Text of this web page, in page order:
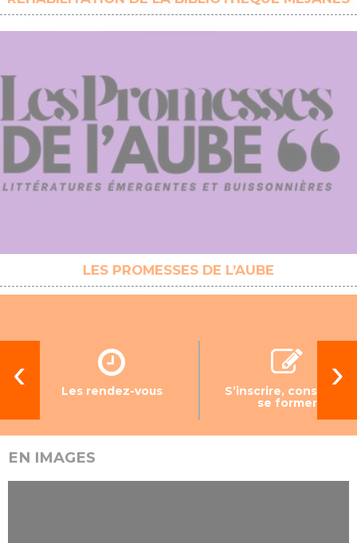
LES PROMESSES DE L’AUBE
‹ Les rendez-vous
S’inscrire, consulter,
se former
›
EN IMAGES